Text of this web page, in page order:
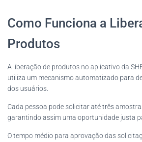
Como Funciona a
Produtos
A liberação de produtos no aplicativo da
utiliza um mecanismo automatizado para
dos usuários.
Cada pessoa pode solicitar até três
garantindo assim uma oportunidade justa
O tempo médio para aprovação das